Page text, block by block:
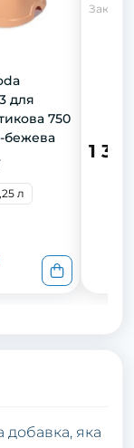
для
750
бежева
л
см,
1
яка